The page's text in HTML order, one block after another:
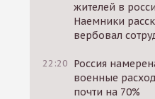
жителей в
Наемники
вербовал
22:20 Россия
военные
почти на 70%